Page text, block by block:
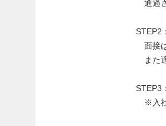
通過
STEP2
面接
また
STEP3
※入社